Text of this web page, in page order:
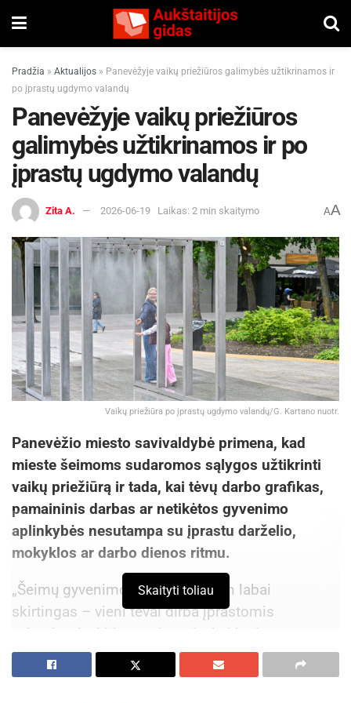
Pradžia » Aktualijos » Panevėžyje vaikų priežiūros galimybės užtikrinamos ir
po įprastų ugdymo valandų
Panevėžyje vaikų priežiūros
galimybės užtikrinamos ir po
įprastų ugdymo valandų
Zita A. 2026-06-19 Laikas: 2 min skaitymo AA
Vaikų priežiūra po įprastų ugdymo valandų/G. Kartano nuotr.
Panevėžio miesto savivaldybė primena, kad
mieste šeimoms sudaromos sąlygos užtikrinti
vaikų priežiūrą ir tada, kai tėvų darbo grafikas,
pamaininis darbas ar netikėtos gyvenimo
aplinkybės nesutampa su įprastu darželio,
mokyklos ar darbo dienos ritmu.
„Šeimų gyvenimo ritmas šiandien labai
skirtingas – vieni tėvai dirba įprastomis
valandomis, kiti pamainomis, kai kurioms
šeimoms prireikia pagalbos netikėtai. Todėl
Panevėžiui svarbu turėti skirtingas pagalbos
Skaityti toliau